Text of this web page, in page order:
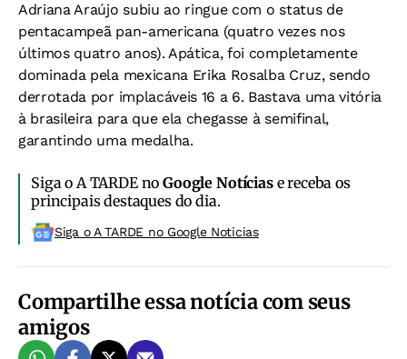
Adriana Araújo subiu ao ringue com o status de
pentacampeã pan-americana (quatro vezes nos
últimos quatro anos). Apática, foi completamente
dominada pela mexicana Erika Rosalba Cruz, sendo
derrotada por implacáveis 16 a 6. Bastava uma vitória
à brasileira para que ela chegasse à semifinal,
garantindo uma medalha.
Siga o A TARDE noGoogle Notíciase receba os
principais destaques do dia.
Siga o A TARDE no Google Noticias
Compartilhe essa notícia com seus
amigos